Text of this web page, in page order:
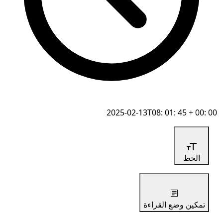
2025-02-13T08: 01: 45 + 00: 00
الخط
تمكين وضع القراءة